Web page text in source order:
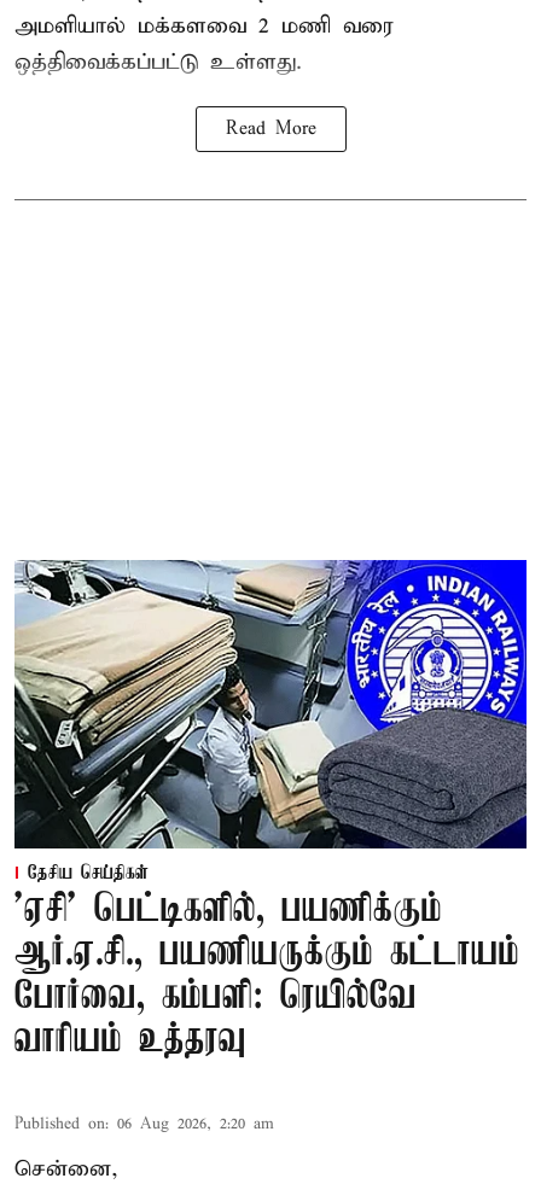
அமளியால் மக்களவை 2 மணி வரை
ஒத்திவைக்கப்பட்டு உள்ளது.
Read More
தேசிய செய்திகள்
'ஏசி' பெட்டிகளில், பயணிக்கும்
ஆர்.ஏ.சி., பயணியருக்கும் கட்டாயம்
போர்வை, கம்பளி: ரெயில்வே
வாரியம் உத்தரவு
Published on: 06 Aug 2026, 2:20 am
சென்னை,